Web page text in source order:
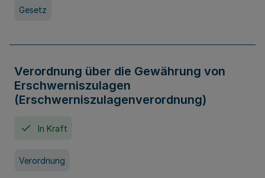
Gesetz
Verordnung über die Gewährung von
Erschwerniszulagen
(Erschwerniszulagenverordnung)
In Kraft
Verordnung